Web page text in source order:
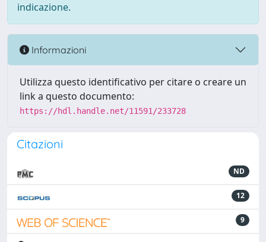
indicazione.
Informazioni
Utilizza questo identificativo per citare o creare un
link a questo documento:
https://hdl.handle.net/11591/233728
Citazioni
ND
12
9